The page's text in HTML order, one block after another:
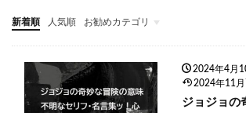
新着順 人気順 お勧めカテゴリ
#ジョジョ特集
#ジョジョのキャラクター紹介
#ジョジョランキング
#ジョジョアニメ
#ジョジョランズ
#岸辺露伴は動かない
#ジョジョ小説
2024年4月
2024年11月
ジョジョの